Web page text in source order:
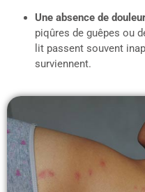
Une absence de
piqûres de guêpes ou
lit passent souvent
surviennent.